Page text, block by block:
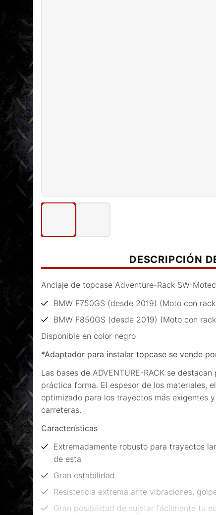
DESCRIPCIÓN
Anclaje de topcase Adventure-Rack SW-
BMW F750GS (desde 2019) (Moto con
BMW F850GS (desde 2019) (Moto con
Disponible en color negro
*Adaptador para instalar topcase se vende
Las bases de ADVENTURE-RACK se
práctica forma. El espesor de los materiales,
optimizado para los trayectos más exigentes
carreteras.
Características
Extremadamente robusto para trayectos
de esta
Gran estabilidad
Resistencia extrema ante vibraciones,
Gran posibilidad de sujetar fácilmente tu